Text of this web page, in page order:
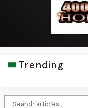
Trending